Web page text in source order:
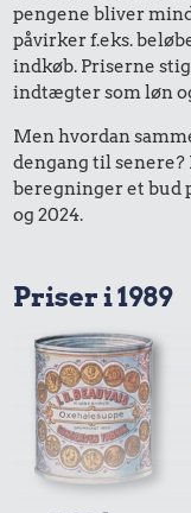
pengene bliver
påvirker f.eks.
indkøb. Priserne
indtægter som løn
Men hvordan
dengang til
beregninger et bud
og 2024.
Priser i 1989